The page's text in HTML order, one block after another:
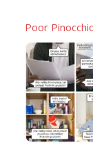
Poor